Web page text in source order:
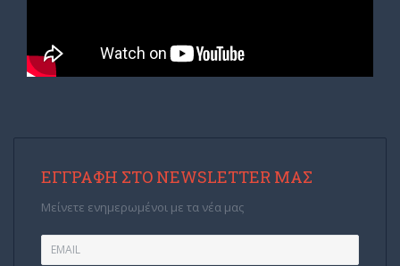
ΕΓΓΡΑΦΉ ΣΤΟ NEWSLETTER ΜΑΣ
Μείνετε ενημερωμένοι με τα νέα μας